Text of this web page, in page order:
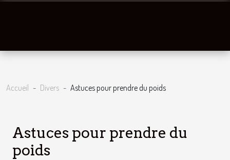
Accueil Divers Astuces pour prendre du poids
Astuces pour prendre du
poids